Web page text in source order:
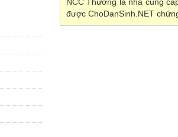
được ChoDanSinh.NET